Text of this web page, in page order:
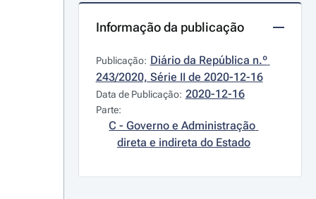
Informação da publicação
Publicação: Diário da República n.º
243/2020, Série II de 2020-12-16
Data de Publicação: 2020-12-16
Parte:
C - Governo e Administração
direta e indireta do Estado